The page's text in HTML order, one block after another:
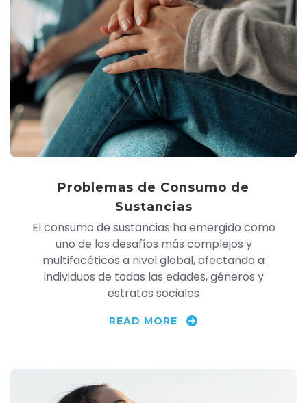
Problemas de Consumo de
Sustancias
El consumo de sustancias ha emergido como
uno de los desafíos más complejos y
multifacéticos a nivel global, afectando a
individuos de todas las edades, géneros y
estratos sociales
READ MORE